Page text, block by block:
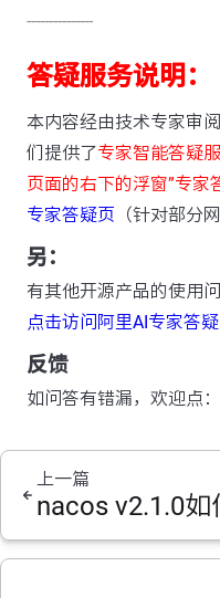
---------------
答疑服务说明：
本内容经由技术专家审
们提供了专家智能答疑
页面的右下的浮窗”专家
专家答疑页 （针对部分
另：
有其他开源产品的使用问
点击访问阿里AI专家答
反馈
如问答有错漏，欢迎点：
上一篇
nacos v2.1.0